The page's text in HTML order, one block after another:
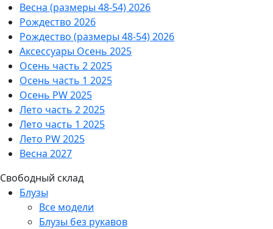
Весна (размеры 48-54) 2026
Рождество 2026
Рождество (размеры 48-54) 2026
Аксессуары Осень 2025
Осень часть 2 2025
Осень часть 1 2025
Осень PW 2025
Лето часть 2 2025
Лето часть 1 2025
Лето PW 2025
Весна 2027
Свободный склад
Блузы
Все модели
Блузы без рукавов